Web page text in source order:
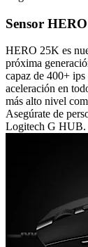
Sensor
HERO 25K es
próxima
capaz de 400+
aceleración en
más alto nivel
Asegúrate de
Logitech G HUB.